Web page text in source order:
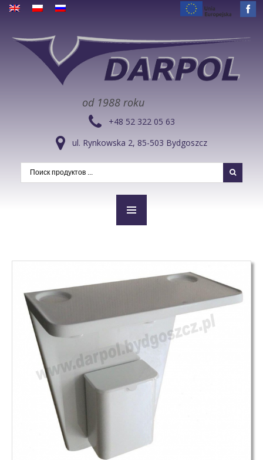
od 1988 roku
+48 52 322 05 63
ul. Rynkowska 2, 85-503 Bydgoszcz